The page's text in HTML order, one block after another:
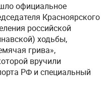
официальное
Красноярского
российской
ходьбы,
грива»,
вручили
РФ и специальный